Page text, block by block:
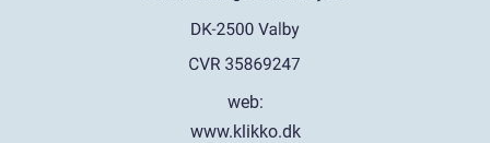
web:
www.klikko.dk